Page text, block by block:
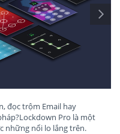
đọc trộm Email hay
Pro là một
những nổi lo lắng trên.